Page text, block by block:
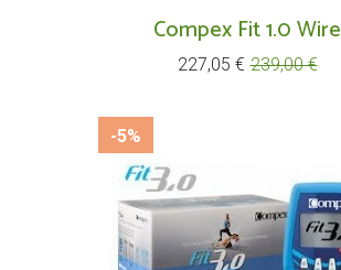
Compex Fit 1.0 Wire
Prix
227,05 € Prix
239,00 €
-5%